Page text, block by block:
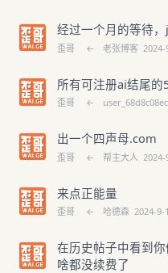
经过一个月的等待
歪哥 ← 老张博客 2024-
所有可注册ai结尾的
歪哥 ←
出一个四声母.com
歪哥 ← 帮主大人 2024-
来点正能量
歪哥 ← 哈德森 2024-9-1
在历史帖子中看到
啥都没续费了